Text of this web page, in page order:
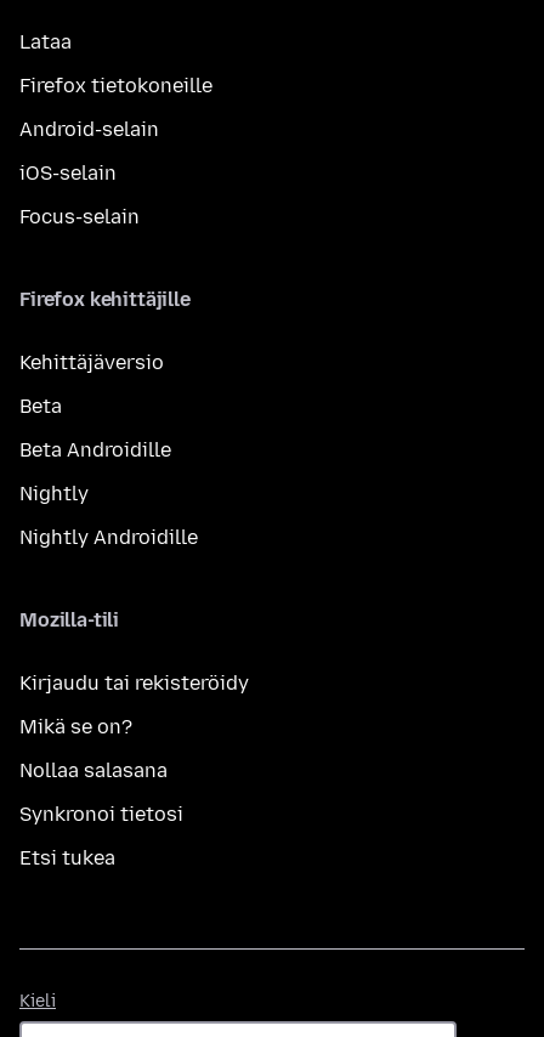
Lataa
Firefox tietokoneille
Android-selain
iOS-selain
Focus-selain
Firefox kehittäjille
Kehittäjäversio
Beta
Beta Androidille
Nightly
Nightly Androidille
Mozilla-tili
Kirjaudu tai rekisteröidy
Mikä se on?
Nollaa salasana
Synkronoi tietosi
Etsi tukea
Kieli